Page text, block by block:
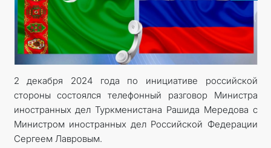
ВИЗА
КОНТАКТНЫЕ ДАННЫЕ
2 декабря 2024 года по инициативе российской
стороны состоялся телефонный разговор Министра
иностранных дел Туркменистана Рашида Мередова с
Министром иностранных дел Российской Федерации
Сергеем Лавровым.